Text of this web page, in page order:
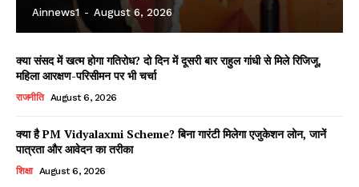
Ainnews1 - August 6, 2026
क्या संसद में खत्म होगा गतिरोध? दो दिन में दूसरी बार राहुल गांधी से मिले रिजिजू,
महिला आरक्षण-परिसीमन पर भी चर्चा
राजनीति August 6, 2026
क्या है PM Vidyalaxmi Scheme? बिना गारंटी मिलेगा एजुकेशन लोन, जानें
पात्रता और आवेदन का तरीका
शिक्षा August 6, 2026